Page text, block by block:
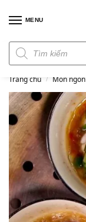
MENU
Trang chủ / Món ngon